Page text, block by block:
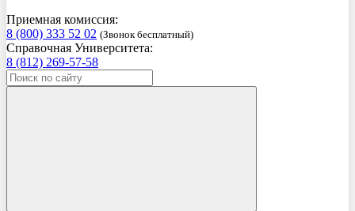
Приемная комиссия:
8 (800) 333 52 02 (Звонок бесплатный)
Справочная Университета:
8 (812) 269-57-58